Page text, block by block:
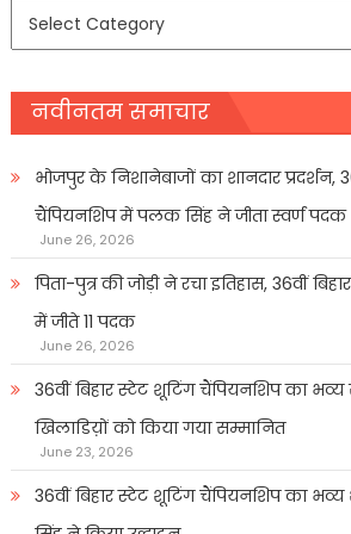
समाचार
नवीनतम समाचार
भोजपुर के निशानेबाजों का शानदार प्रदर्शन,
चैंपियनशिप में पलक सिंह ने जीता स्वर्ण पदक
June 26, 2026
पिता-पुत्र की जोड़ी ने रचा इतिहास, 36वीं
में जीते 11 पदक
June 26, 2026
36वीं बिहार स्टेट शूटिंग चैंपियनशिप का भव्य
खिलाडिय़ों को किया गया सम्मानित
June 23, 2026
36वीं बिहार स्टेट शूटिंग चैंपियनशिप का भव्य